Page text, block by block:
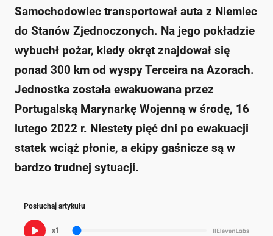
Samochodowiec transportował auta z Niemiec
do Stanów Zjednoczonych. Na jego pokładzie
wybuchł pożar, kiedy okręt znajdował się
ponad 300 km od wyspy Terceira na Azorach.
Jednostka została ewakuowana przez
Portugalską Marynarkę Wojenną w środę, 16
lutego 2022 r. Niestety pięć dni po ewakuacji
statek wciąż płonie, a ekipy gaśnicze są w
bardzo trudnej sytuacji.
Posłuchaj artykułu
x1